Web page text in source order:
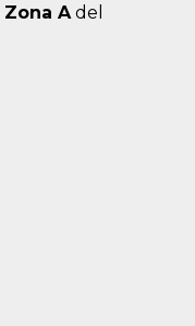
Zona A del